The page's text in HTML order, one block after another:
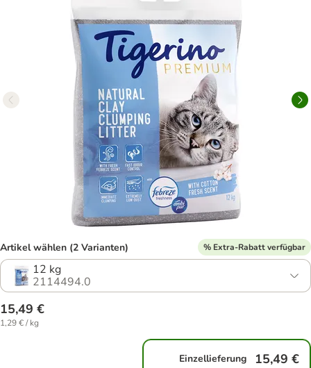
Artikel wählen (2 Varianten) % Extra-Rabatt verfügbar
12 kg
2114494.0
15,49 €
1,29 € / kg
Einzellieferung 15,49 €